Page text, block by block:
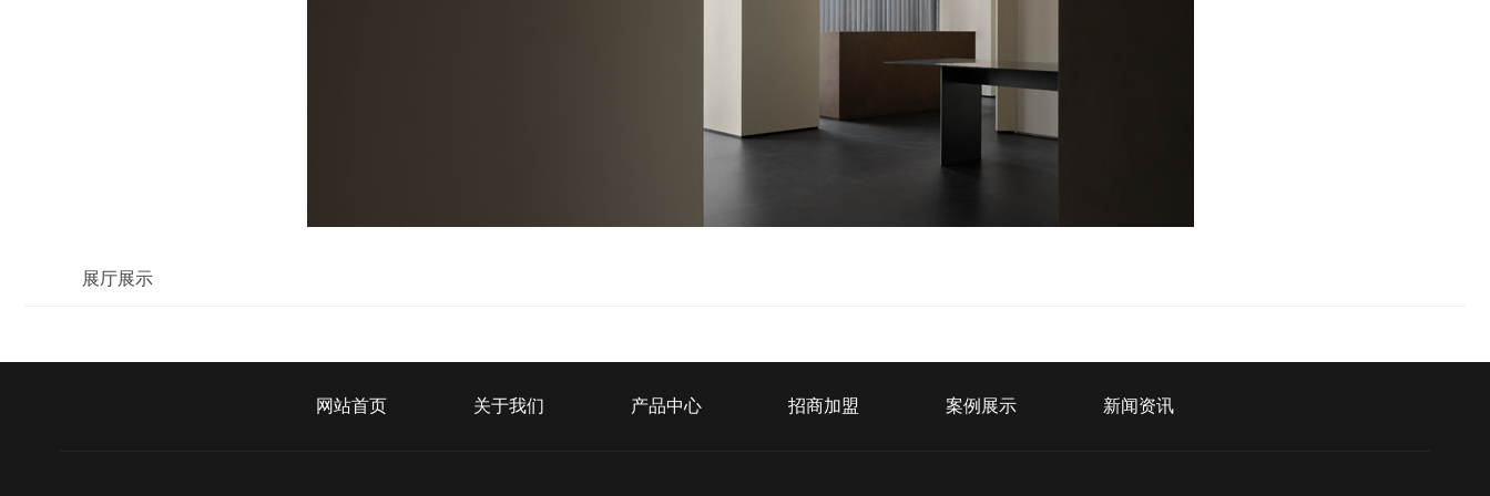
展厅展示
网站首页 关于我们 产品中心 招商加盟 案例展示 新闻资讯